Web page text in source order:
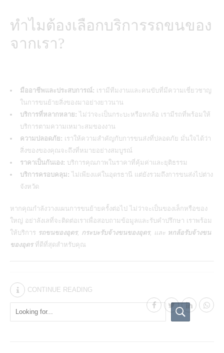
ทำไมต้องเลือกบริการรถขนของ
จากเรา?
มืออาชีพและประสบการณ์: เรามีทีมงานและคนขับที่มีความเชี่ยวชาญ
ในการขนย้ายสิ่งของมาอย่างยาวนาน
บริการที่หลากหลาย: ไม่ว่าจะเป็นกระบะหรือหกล้อ เรามีรถที่พร้อมให้
บริการตามความเหมาะสมของงาน
ความปลอดภัย: เราให้ความสำคัญกับการขนส่งที่ปลอดภัย มั่นใจได้ว่า
สิ่งของของคุณจะถึงที่หมายอย่างสมบูรณ์
ราคาเป็นกันเอง: บริการคุณภาพในราคาที่คุ้มค่าและยุติธรรม
บริการครอบคลุม: ไม่เพียงแค่ในอุดรธานี แต่ยังรวมถึงการขนส่งไปต่าง
จังหวัด
หากคุณกำลังวางแผนการขนย้ายครั้งต่อไป ไม่ว่าจะเป็นของเล็กหรือของ
ใหญ่ อย่าลังเลที่จะติดต่อเราเพื่อสอบถามข้อมูลและรับคำปรึกษา เราพร้อม
ให้บริการ รถขนของอุดร, กระบะรับจ้างขนของอุดร, และ หกล้อรับจ้างขน
ของอุดรที่ดีที่สุดสำหรับคุณ
CONTINUE READING